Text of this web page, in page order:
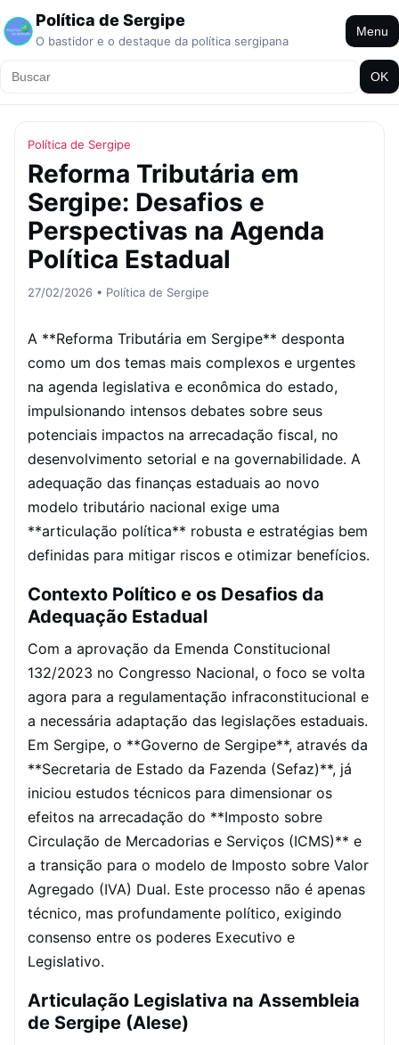
Política de Sergipe
O bastidor e o destaque da política sergipana
Menu
OK
Política de Sergipe
Reforma Tributária em
Sergipe: Desafios e
Perspectivas na Agenda
Política Estadual
27/02/2026 • Política de Sergipe
A **Reforma Tributária em Sergipe** desponta
como um dos temas mais complexos e urgentes
na agenda legislativa e econômica do estado,
impulsionando intensos debates sobre seus
potenciais impactos na arrecadação fiscal, no
desenvolvimento setorial e na governabilidade. A
adequação das finanças estaduais ao novo
modelo tributário nacional exige uma
**articulação política** robusta e estratégias bem
definidas para mitigar riscos e otimizar benefícios.
Contexto Político e os Desafios da
Adequação Estadual
Com a aprovação da Emenda Constitucional
132/2023 no Congresso Nacional, o foco se volta
agora para a regulamentação infraconstitucional e
a necessária adaptação das legislações estaduais.
Em Sergipe, o **Governo de Sergipe**, através da
**Secretaria de Estado da Fazenda (Sefaz)**, já
iniciou estudos técnicos para dimensionar os
efeitos na arrecadação do **Imposto sobre
Circulação de Mercadorias e Serviços (ICMS)** e
a transição para o modelo de Imposto sobre Valor
Agregado (IVA) Dual. Este processo não é apenas
técnico, mas profundamente político, exigindo
consenso entre os poderes Executivo e
Legislativo.
Articulação Legislativa na Assembleia
de Sergipe (Alese)